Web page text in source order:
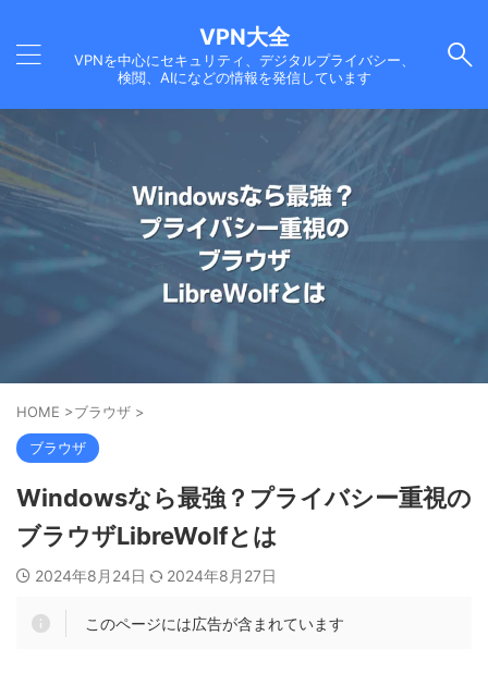
VPN大全
VPNを中心にセキュリティ、デジタルプライバシー、
検閲、AIになどの情報を発信しています
HOME >ブラウザ >
ブラウザ
Windowsなら最強？プライバシー重視の
ブラウザLibreWolfとは
2024年8月24日 2024年8月27日
このページには広告が含まれています